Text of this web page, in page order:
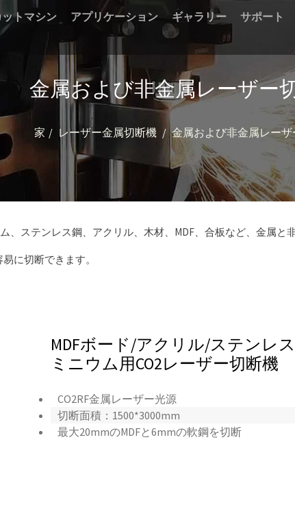
トマシン アプリケーション ギャラリー サポート
金属および非金属レーザー
家 レーザー金属切断機 金属および非金属レー
、ステンレス鋼、アクリル、木材、MDF、合板など、金属と
に切断できます。
MDFボード/アクリル/ステンレ
ミニウム用CO2レーザー切断機
CO2RF金属レーザー光源
切断面積：1500*3000mm
最大20mmのMDFと6mmの軟鋼を切断